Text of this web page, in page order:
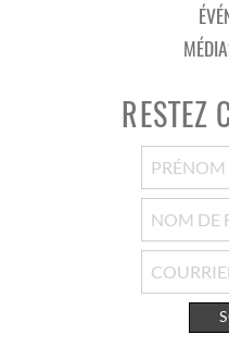
RESTEZ